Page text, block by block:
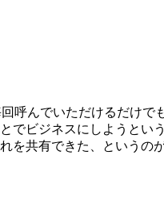
呼んでいただけるだけで
でビジネスにしようとい
を共有できた、というの